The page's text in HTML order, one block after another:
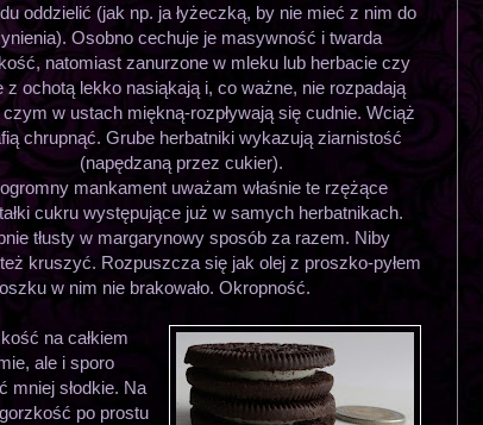
oddzielić (jak np. ja łyżeczką, by nie mieć z nim do
Osobno cechuje je masywność i twarda
natomiast zanurzone w mleku lub herbacie czy
z ochotą lekko nasiąkają i, co ważne, nie rozpadają
w ustach miękną-rozpływają się cudnie. Wciąż
chrupnąć. Grube herbatniki wykazują ziarnistość
(napędzaną przez cukier).
mankament uważam właśnie te rzężące
cukru występujące już w samych herbatnikach.
tłusty w margarynowy sposób za razem. Niby
kruszyć. Rozpuszcza się jak olej z proszko-pyłem
w nim nie brakowało. Okropność.
na całkiem
ale i sporo
mniej słodkie. Na
po prostu